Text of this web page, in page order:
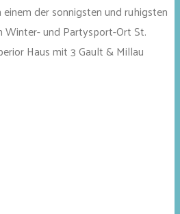
der sonnigsten und ruhigsten
Winter- und Partysport-Ort St.
Haus mit 3 Gault & Millau